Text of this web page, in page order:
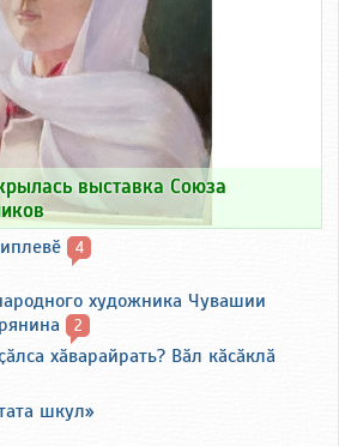
выставка Союза
4
художника Чувашии
2
хӑварайрать? Вӑл кӑсӑклӑ
шкул»